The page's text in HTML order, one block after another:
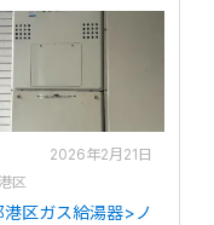
2026年2月21日
区
港区ガス給湯器>ノ